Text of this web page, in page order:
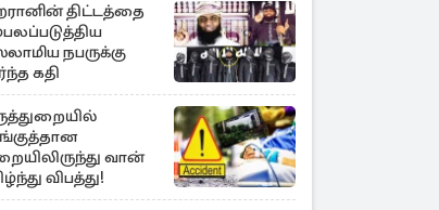
திட்டத்தை
நபருக்கு
கதி
வான்
விபத்து!